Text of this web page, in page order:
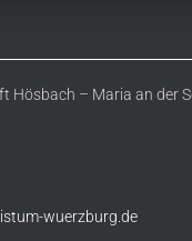
Hösbach – Maria an der
wuerzburg.de